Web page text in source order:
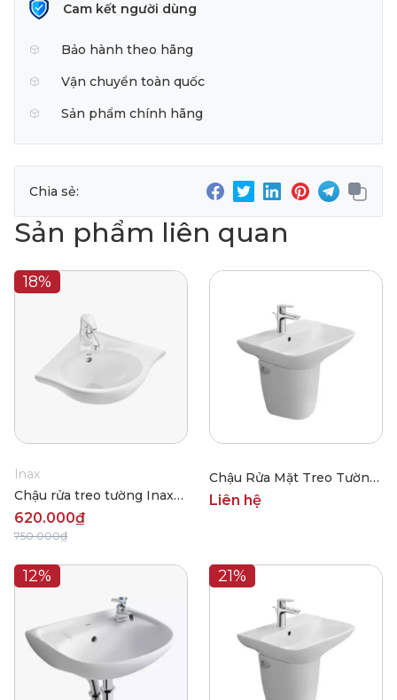
Cam kết người dùng
Bảo hành theo hãng
Vận chuyển toàn quốc
Sản phẩm chính hãng
Chia sẻ:
Sản phẩm liên quan
18%
Inax
Chậu rửa treo tường Inax
L-281V
620.000₫
750.000₫
Chậu Rửa Mặt Treo Tường
Inax AL-289VEC
Liên hệ
12% 21%